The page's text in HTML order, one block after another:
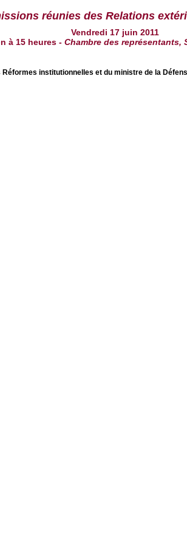
réunies des Relations
Vendredi 17 juin 2011
à 15 heures- Chambre des représentants,
institutionnelles et du ministre de la